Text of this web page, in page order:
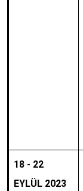
18 - 22
EYLÜL 2023